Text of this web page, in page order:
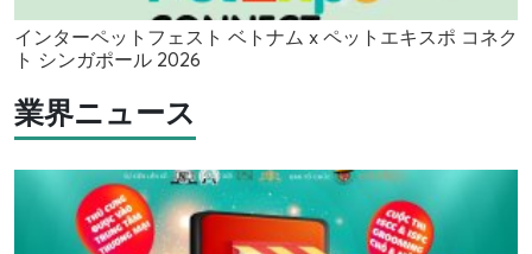
インターペットフェスト ベトナム x ペットエキスポ コネク
ト シンガポール 2026
業界ニュース